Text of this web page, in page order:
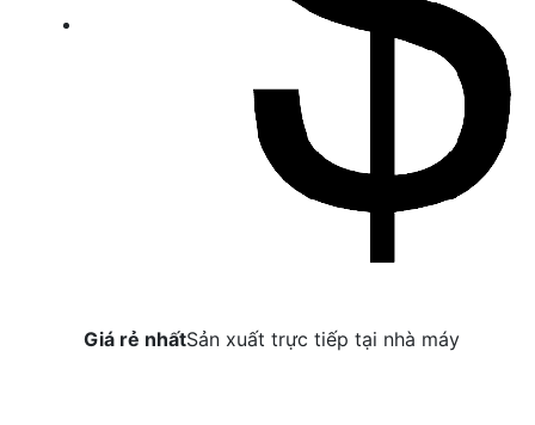
Giá rẻ nhấtSản xuất trực tiếp tại nhà máy